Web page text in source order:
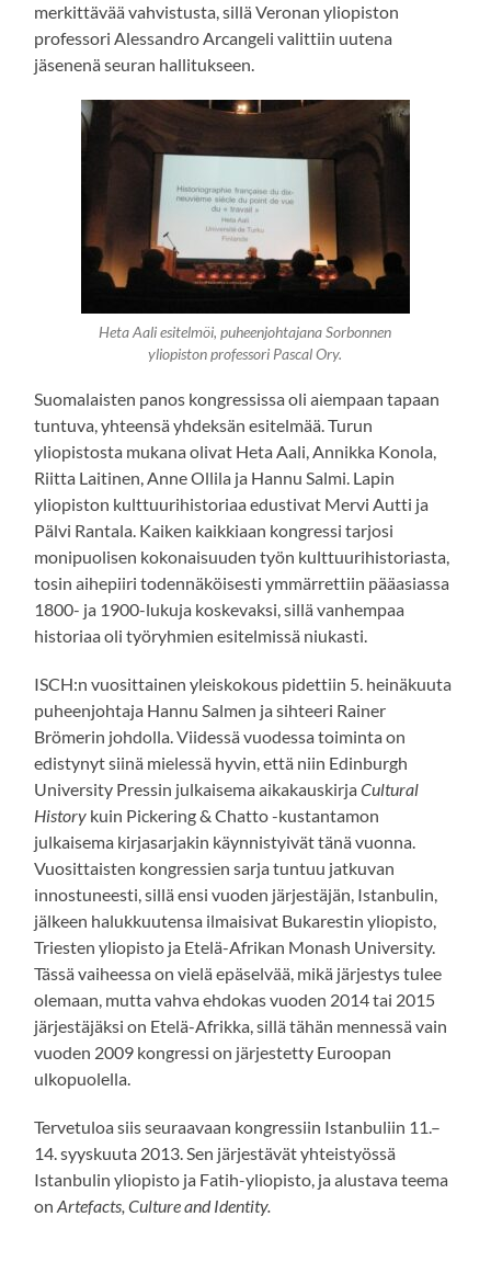
merkittävää vahvistusta, sillä Veronan yliopiston
professori Alessandro Arcangeli valittiin uutena
jäsenenä seuran hallitukseen.
Heta Aali esitelmöi, puheenjohtajana Sorbonnen
yliopiston professori Pascal Ory.
Suomalaisten panos kongressissa oli aiempaan tapaan
tuntuva, yhteensä yhdeksän esitelmää. Turun
yliopistosta mukana olivat Heta Aali, Annikka Konola,
Riitta Laitinen, Anne Ollila ja Hannu Salmi. Lapin
yliopiston kulttuurihistoriaa edustivat Mervi Autti ja
Pälvi Rantala. Kaiken kaikkiaan kongressi tarjosi
monipuolisen kokonaisuuden työn kulttuurihistoriasta,
tosin aihepiiri todennäköisesti ymmärrettiin pääasiassa
1800- ja 1900-lukuja koskevaksi, sillä vanhempaa
historiaa oli työryhmien esitelmissä niukasti.
ISCH:n vuosittainen yleiskokous pidettiin 5. heinäkuuta
puheenjohtaja Hannu Salmen ja sihteeri Rainer
Brömerin johdolla. Viidessä vuodessa toiminta on
edistynyt siinä mielessä hyvin, että niin Edinburgh
University Pressin julkaisema aikakauskirjaCultural
History kuin Pickering & Chatto -kustantamon
julkaisema kirjasarjakin käynnistyivät tänä vuonna.
Vuosittaisten kongressien sarja tuntuu jatkuvan
innostuneesti, sillä ensi vuoden järjestäjän, Istanbulin,
jälkeen halukkuutensa ilmaisivat Bukarestin yliopisto,
Triesten yliopisto ja Etelä-Afrikan Monash University.
Tässä vaiheessa on vielä epäselvää, mikä järjestys tulee
olemaan, mutta vahva ehdokas vuoden 2014 tai 2015
järjestäjäksi on Etelä-Afrikka, sillä tähän mennessä vain
vuoden 2009 kongressi on järjestetty Euroopan
ulkopuolella.
Tervetuloa siis seuraavaan kongressiin Istanbuliin 11.–
14. syyskuuta 2013. Sen järjestävät yhteistyössä
Istanbulin yliopisto ja Fatih-yliopisto, ja alustava teema
onArtefacts, Culture and Identity.